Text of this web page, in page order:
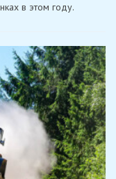
на
Ралли
в этом году.